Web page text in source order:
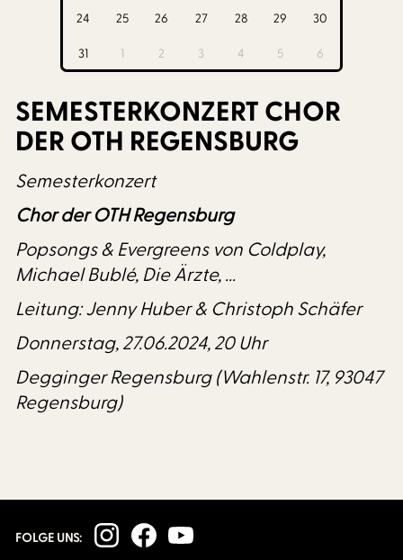
24 25 26 27 28 29 30
31 1 2 3 4 5 6
SEMESTERKONZERT CHOR
DER OTH REGENSBURG
Semesterkonzert
Chor der OTH Regensburg
Popsongs & Evergreens von Coldplay,
Michael Bublé, Die Ärzte, ...
Leitung: Jenny Huber & Christoph Schäfer
Donnerstag, 27.06.2024, 20 Uhr
Degginger Regensburg (Wahlenstr. 17, 93047
Regensburg)
FOLGE UNS: